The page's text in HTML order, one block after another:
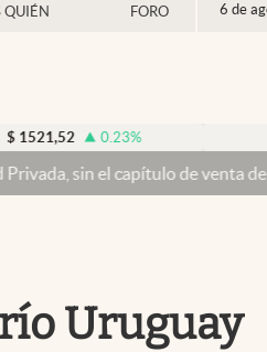
QUIÉN FORO 6 de
0.23%
de venta de tierras a
Uruguay